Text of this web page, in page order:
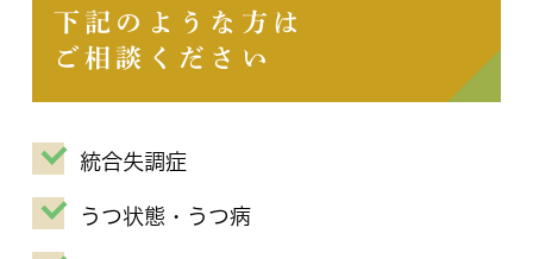
下記のような方は
ご相談ください
統合失調症
うつ状態・うつ病